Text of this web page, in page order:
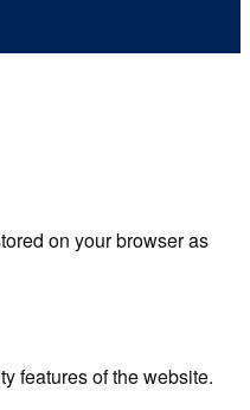
on your browser as
features of the website.